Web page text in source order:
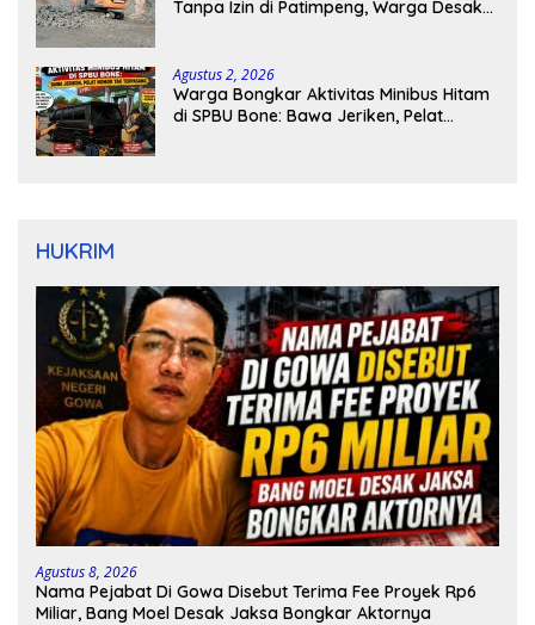
Tanpa Izin di Patimpeng, Warga Desak
Agustus 2, 2026
Warga Bongkar Aktivitas Minibus Hitam
di SPBU Bone: Bawa Jeriken, Pelat
HUKRIM
Agustus 8, 2026
Nama Pejabat Di Gowa Disebut Terima Fee Proyek Rp6
Miliar, Bang Moel Desak Jaksa Bongkar Aktornya